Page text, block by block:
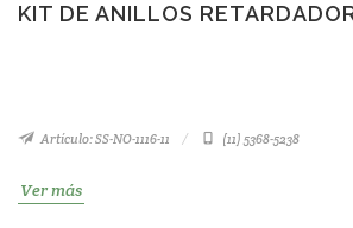
KIT DE ANILLOS
Artículo: SS-NO-1116-11 (11) 5368-5238
Ver más